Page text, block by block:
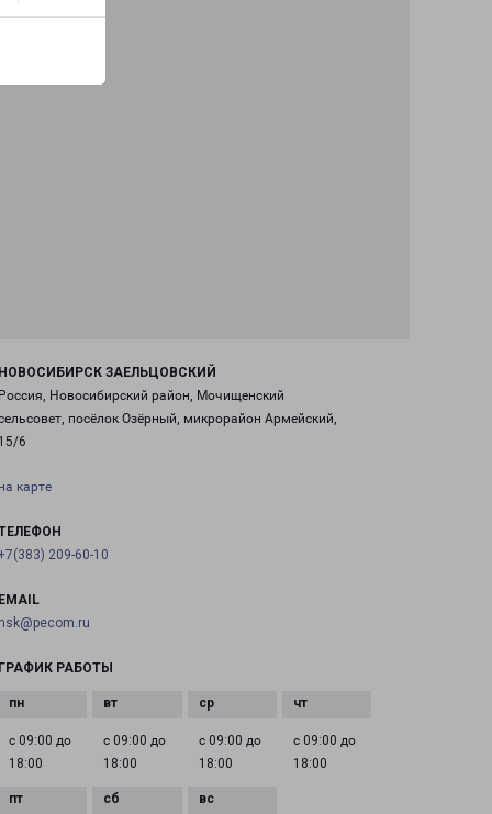
ЗАЕЛЬЦОВСКИЙ
Новосибирский район, Мочищенский
посёлок Озёрный, микрорайон Армейский,
6
карте
209-60-10
РАБОТЫ
с 09:00 до
18:00
с 09:00 до
18:00
с 09:00 до
18:00
с 09:00 до
18:00